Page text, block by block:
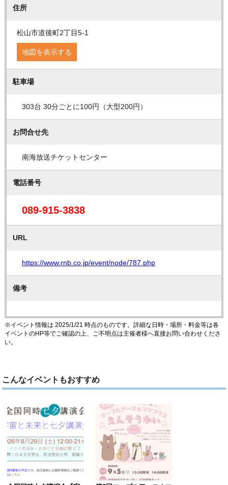
住所
松山市道後町2丁目5-1
地図を表示する
駐車場
303台 30分ごとに100円（大型200円）
お問合せ先
南海放送チケットセンター
電話番号
089-915-3838
URL
https://www.rnb.co.jp/event/node/787.php
備考
※イベント情報は 2025/1/21 時点のものです。詳細な日時・場所・料金等は各
イベントのHP等でご確認の上、ご不明点は主催者様へ直接お問い合わせくださ
い。
こんなイベントもおすすめ